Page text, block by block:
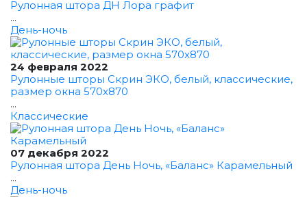
Рулонная штора ДН Лора графит
...
День-ночь
24 февраля 2022
Рулонные шторы Скрин ЭКО, белый, классические,
размер окна 570x870
...
Классические
07 декабря 2022
Рулонная штора День Ночь, «Баланс» Карамельный
...
День-ночь